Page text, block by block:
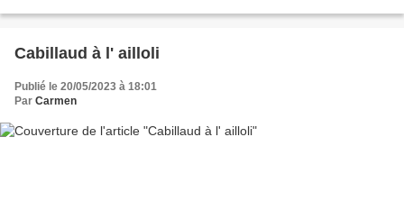
Cabillaud à l' ailloli
Publié le 20/05/2023 à 18:01
Par Carmen